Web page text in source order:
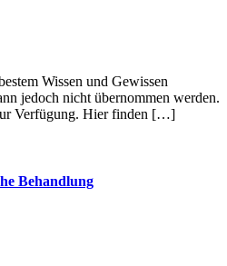
Wissen und Gewissen
jedoch nicht übernommen werden.
Verfügung. Hier finden […]
Behandlung